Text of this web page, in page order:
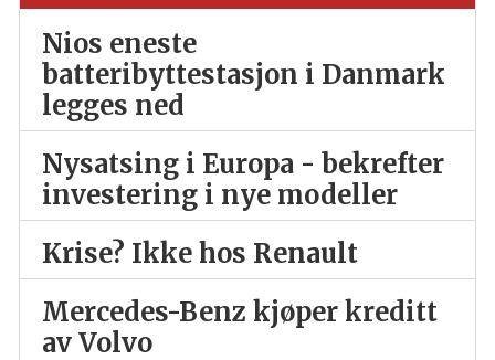
Nios eneste
batteribyttestasjon i Danmark
legges ned
Nysatsing i Europa - bekrefter
investering i nye modeller
Krise? Ikke hos Renault
Mercedes-Benz kjøper kreditt
av Volvo